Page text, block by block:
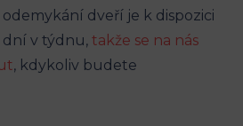
dveří je k dispozici
dní v týdnu, takže se na nás
, kdykoliv budete